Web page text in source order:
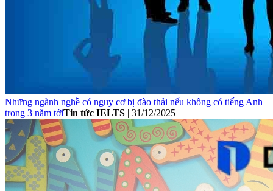
Những ngành nghề có nguy cơ bị đào thải nếu không có tiếng Anh
trong 3 năm tớiTin tức IELTS | 31/12/2025